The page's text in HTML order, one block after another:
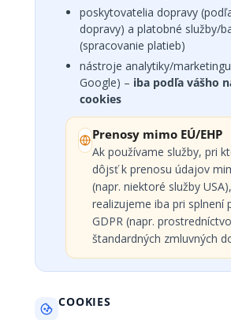
poskytovatelia dopravy
dopravy) a platobné služby/
(spracovanie platieb)
nástroje analytiky/
Google) – iba podľa vášho
cookies
Prenosy mimo EÚ/EHP
Ak používame služby, pri
dôjsť k prenosu údajov
(napr. niektoré služby
realizujeme iba pri splnení
GDPR (napr.
štandardných zmluvných
COOKIES